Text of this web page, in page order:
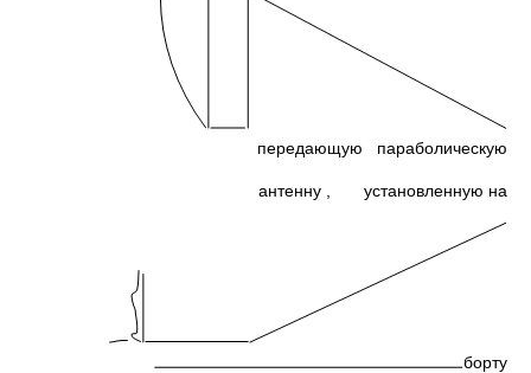
передающую параболическую
антенну , установленную на
борту